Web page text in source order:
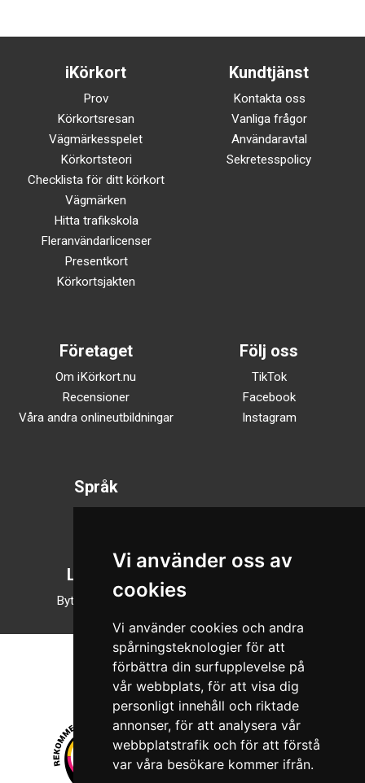
Vi använder oss av
cookies
Vi använder cookies och andra
spårningsteknologier för att
förbättra din surfupplevelse på
vår webbplats, för att visa dig
personligt innehåll och riktade
annonser, för att analysera vår
webbplatstrafik och för att förstå
var våra besökare kommer ifrån.
iKörkort
Prov
Körkortsresan
Vägmärkesspelet
Körkortsteori
Checklista för ditt körkort
Vägmärken
Hitta trafikskola
Fleranvändarlicenser
Presentkort
Körkortsjakten
Kundtjänst
Kontakta oss
Vanliga frågor
Användaravtal
Sekretesspolicy
Företaget
Om iKörkort.nu
Recensioner
Våra andra onlineutbildningar
Följ oss
TikTok
Facebook
Instagram
Språk
Läsläge
Byt till nattläge